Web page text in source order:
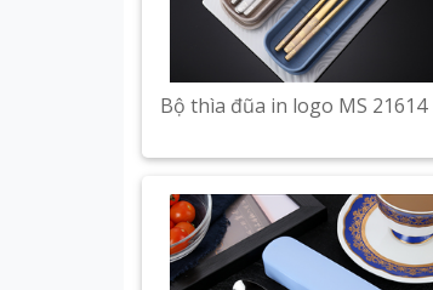
Bộ thìa đũa in logo MS 21614